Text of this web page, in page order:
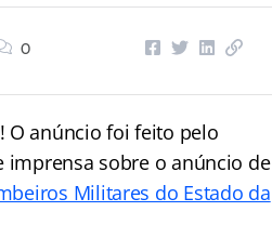
0
O anúncio foi feito pelo
imprensa sobre o anúncio de
Militares do Estado da